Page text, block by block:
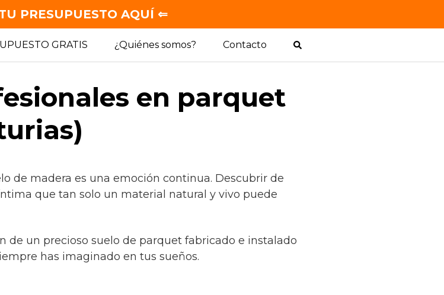
GRATIS ¿Quiénes somos? Contacto
en parquet
de madera es una emoción continua. Descubrir de
que tan solo un material natural y vivo puede
de un precioso suelo de parquet fabricado e instalado
has imaginado en tus sueños.
PRESUPUESTO AQUÍ ⇐